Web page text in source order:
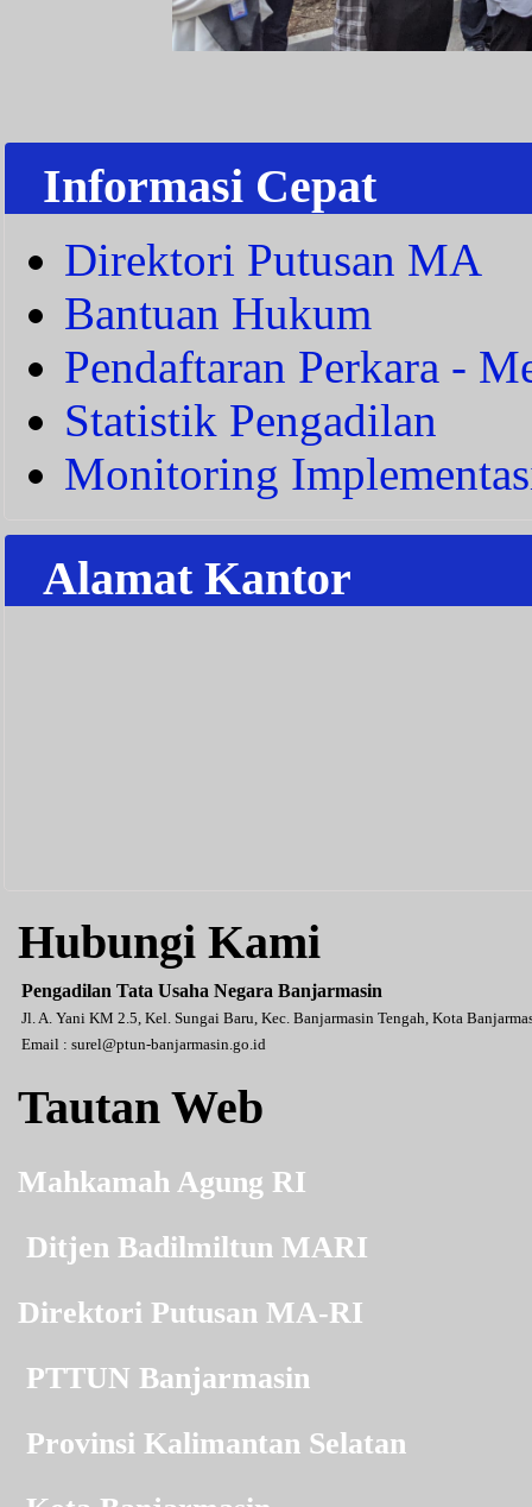
Informasi Cepat
Direktori Putusan MA
Bantuan Hukum
Pendaftaran Perkara -
Statistik Pengadilan
Monitoring
Alamat Kantor
Hubungi Kami
Pengadilan Tata Usaha Negara Banjarmasin
Jl. A. Yani KM 2.5, Kel. Sungai Baru, Kec. Banjarmasin Tengah, Kota
Email : surel@ptun-banjarmasin.go.id
Tautan Web
Mahkamah Agung RI
Ditjen Badilmiltun MARI
Direktori Putusan MA-RI
PTTUN Banjarmasin
Provinsi Kalimantan Selatan